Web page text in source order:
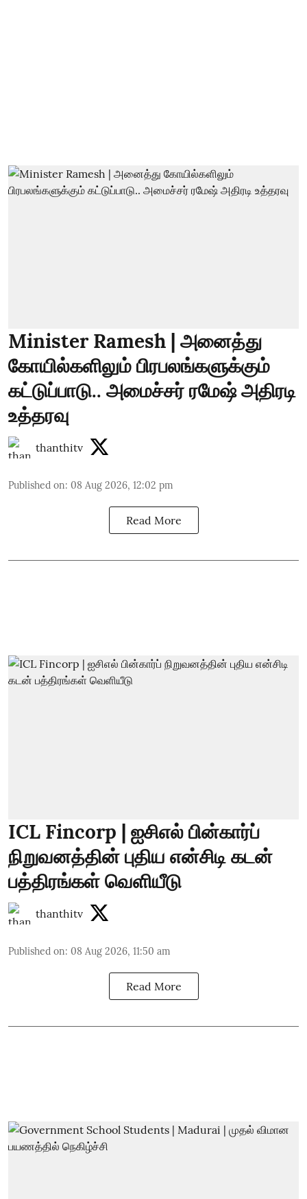
Minister Ramesh | அனைத்து
கோயில்களிலும் பிரபலங்களுக்கும்
கட்டுப்பாடு.. அமைச்சர் ரமேஷ் அதிரடி
உத்தரவு
thanthitv
Published on: 08 Aug 2026, 12:02 pm
Read More
ICL Fincorp | ஐசிஎல் பின்கார்ப்
நிறுவனத்தின் புதிய என்சிடி கடன்
பத்திரங்கள் வெளியீடு
thanthitv
Published on: 08 Aug 2026, 11:50 am
Read More